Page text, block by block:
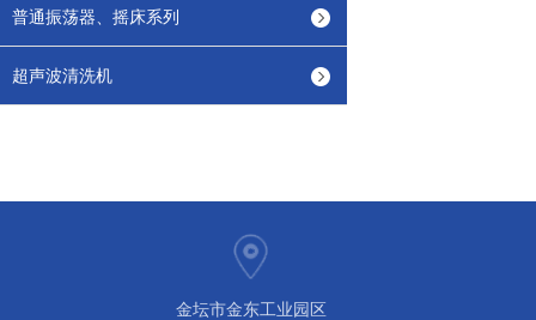
普通振荡器、摇床系列
超声波清洗机
金坛市金东工业园区